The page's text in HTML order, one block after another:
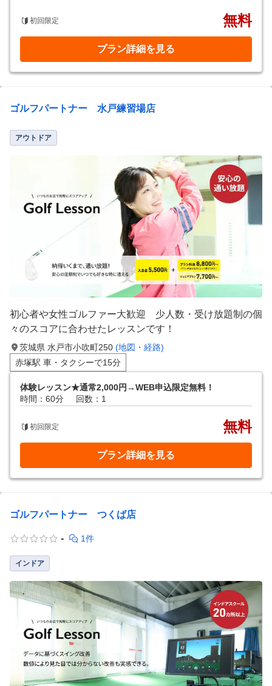
初回限定 無料
プラン詳細を見る
ゴルフパートナー 水戸練習場店
アウトドア
初心者や女性ゴルファー大歓迎 少人数・受け放題制の個
々のスコアに合わせたレッスンです！
茨城県 水戸市小吹町250 (地図・経路)
赤塚駅 車・タクシーで15分
体験レッスン★通常2,000円→WEB申込限定無料！
時間：60分
回数：1
初回限定 無料
プラン詳細を見る
ゴルフパートナー つくば店
- 1件
インドア